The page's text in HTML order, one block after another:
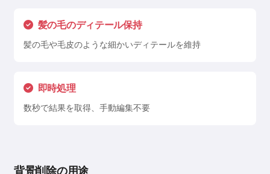
髪の毛のディテール保持
髪の毛や毛皮のような細かいディテールを維持
即時処理
数秒で結果を取得、手動編集不要
背景削除の用途